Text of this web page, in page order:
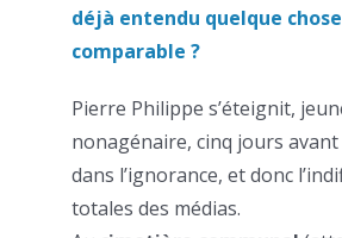
déjà entendu quelque
comparable ?
Pierre Philippe s’éteignit,
nonagénaire, cinq jours avant
dans l’ignorance, et donc
totales des médias.